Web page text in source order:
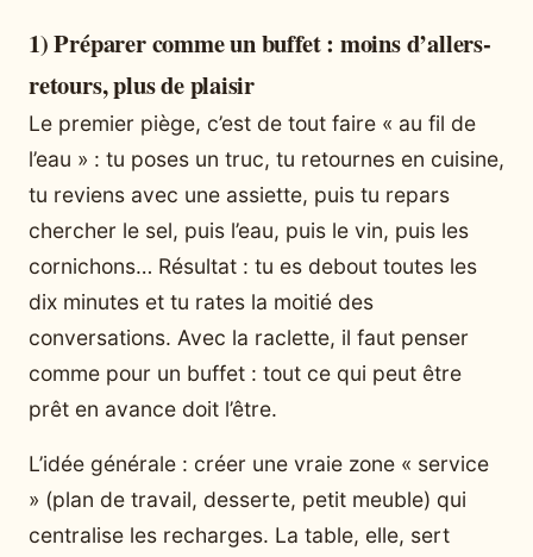
1) Préparer comme un buffet : moins d’allers-
retours, plus de plaisir
Le premier piège, c’est de tout faire « au fil de
l’eau » : tu poses un truc, tu retournes en cuisine,
tu reviens avec une assiette, puis tu repars
chercher le sel, puis l’eau, puis le vin, puis les
cornichons… Résultat : tu es debout toutes les
dix minutes et tu rates la moitié des
conversations. Avec la raclette, il faut penser
comme pour un buffet : tout ce qui peut être
prêt en avance doit l’être.
L’idée générale : créer une vraie zone « service
» (plan de travail, desserte, petit meuble) qui
centralise les recharges. La table, elle, sert